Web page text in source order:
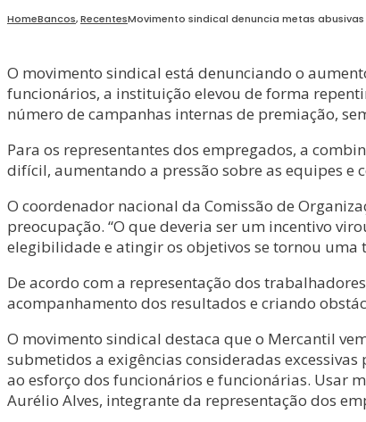
HomeBancos,RecentesMovimento sindical denuncia metas
O movimento sindical está denunciando o
funcionários, a instituição elevou de forma
número de campanhas internas de premiação,
Para os representantes dos empregados, a
difícil, aumentando a pressão sobre as equipes
O coordenador nacional da Comissão de
preocupação. “O que deveria ser um incentivo
elegibilidade e atingir os objetivos se tornou uma
De acordo com a representação dos
acompanhamento dos resultados e criando
O movimento sindical destaca que o Mercantil
submetidos a exigências consideradas
ao esforço dos funcionários e funcionárias. Usar
Aurélio Alves, integrante da representação dos